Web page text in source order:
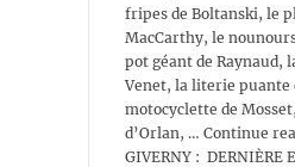
fripes de Boltanski, le
MacCarthy, le
pot géant de Raynaud,
Venet, la literie puante
motocyclette de
d’Orlan, … Continue
GIVERNY : DERNIÈRE